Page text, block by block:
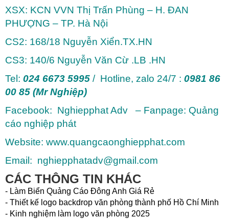
XSX: KCN VVN Thị Trấn Phùng – H. ĐAN
PHƯỢNG – TP. Hà Nội
CS2: 168/18 Nguyễn Xiển.TX.HN
CS3: 140/6 Nguyễn Văn Cừ .LB .HN
Tel: 024 6673 5995 / Hotline, zalo 24/7 : 0981 86
00 85 (Mr Nghiệp)
Facebook: Nghiepphat Adv – Fanpage: Quảng
cáo nghiệp phát
Website: www.quangcaonghiepphat.com
Email: nghiepphatadv@gmail.com
CÁC THÔNG TIN KHÁC
- Làm Biển Quảng Cáo Đông Anh Giá Rẻ
- Thiết kế logo backdrop văn phòng thành phố Hồ Chí Minh
- Kinh nghiệm làm logo văn phòng 2025